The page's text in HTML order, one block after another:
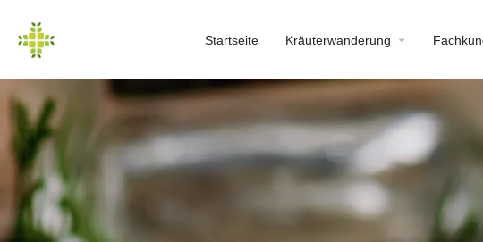
Startseite Kräuterwanderung